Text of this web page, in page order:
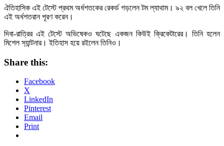
ঐতিহাসিক এই টেস্টে প্রথম অর্ধশতকের রেকর্ড গড়লেন টম ল্যাথাম। ৯২ বল খেলে তিনি
এই অর্ধশতরান পূরণ করেন।
দিবা-রাত্রির এই টেস্টে অভিষেকও ঘটেছে একজন কিউই ক্রিকেটারের। তিনি হলেন
মিশেল স‍্যান্ট‍নার। ইতিহাস হয়ে রইলেন তিনিও।
Share this:
Facebook
X
LinkedIn
Pinterest
Email
Print